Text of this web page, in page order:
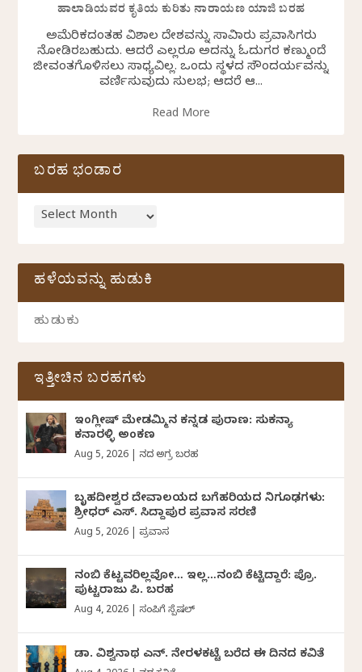
ಹಾಲಾಡಿಯವರ ಕೃತಿಯ ಕುರಿತು ನಾರಾಯಣ ಯಾಜಿ ಬರಹ
ಅಮೆರಿಕದಂತಹ ವಿಶಾಲ ದೇಶವನ್ನು ಸಾವಿರಾರು ಪ್ರವಾಸಿಗರು
ನೋಡಿರಬಹುದು. ಆದರೆ ಎಲ್ಲರೂ ಅದನ್ನು ಓದುಗರ ಕಣ್ಮುಂದೆ
ಜೀವಂತಗೊಳಿಸಲು ಸಾಧ್ಯವಿಲ್ಲ. ಒಂದು ಸ್ಥಳದ ಸೌಂದರ್ಯವನ್ನು
ವರ್ಣಿಸುವುದು ಸುಲಭ; ಆದರೆ ಆ...
Read More
ಬರಹ ಭಂಡಾರ
ಹಳೆಯವನ್ನು ಹುಡುಕಿ
ಇತ್ತೀಚಿನ ಬರಹಗಳು
ಇಂಗ್ಲೀಷ್ ಮೇಡಮ್ಮಿನ ಕನ್ನಡ ಪುರಾಣ: ಸುಕನ್ಯಾ
ಕನಾರಳ್ಳಿ ಅಂಕಣ
Aug 5, 2026 ದಿನದ ಅಗ್ರ ಬರಹ
ಬೃಹದೀಶ್ವರ ದೇವಾಲಯದ ಬಗೆಹರಿಯದ ನಿಗೂಢಗಳು:
ಶ್ರೀಧರ್‌ ಎಸ್.‌ ಸಿದ್ದಾಪುರ ಪ್ರವಾಸ ಸರಣಿ
Aug 5, 2026 ಪ್ರವಾಸ
ನಂಬಿ ಕೆಟ್ಟವರಿಲ್ಲವೋ… ಇಲ್ಲ…ನಂಬಿ ಕೆಟ್ಟಿದ್ದಾರೆ: ಪ್ರೊ.
ಪುಟ್ಟರಾಜು ಪಿ. ಬರಹ
Aug 4, 2026 ಸಂಪಿಗೆ ಸ್ಪೆಷಲ್
ಡಾ. ವಿಶ್ವನಾಥ ಎನ್.‌ ನೇರಳಕಟ್ಟೆ ಬರೆದ ಈ ದಿನದ ಕವಿತೆ